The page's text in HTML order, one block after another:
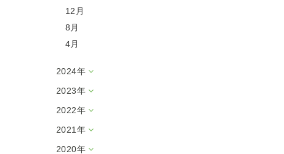
12月
8月
4月
2024年
2023年
2022年
2021年
2020年